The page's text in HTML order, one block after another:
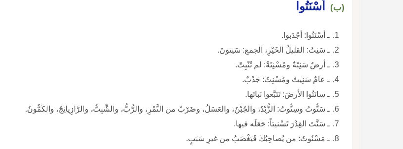
(ب) أسْنَتُوا
ـ أسْنَتُوا: أجْدَبوا.
ـ سَنِتُ: القليلُ الخَيْرِ، الجمع: سَنِتونَ.
ـ أرضٌ سَنِتَةٌ ومُسْنِتَةٌ: لم تُنْبِتْ.
ـ عامٌ سَنِيتٌ ومُسْنِتٌ: جَدْبٌ.
ـ سانَتُوا الأرضَ: تَتَبَّعوا نَباتَها.
ـ سَنُّوتُ وسِنُّوتُ: الزُّبْدُ، والجُبْنُ، والعَسَلُ، وضَرْبٌ من التَّمْرِ، والرُّبُّ، والشِّبِتُّ، والرَّازِيانِجُ، والكَمُّونُ.
ـ سَنَّتَ القِدْرَ تَسْنيتاً: جَعَلَه فيها.
ـ مَسْنُوتُ: من يُصاحِبُكَ فَيَغْضَبُ من غيرِ سَبَبٍ.